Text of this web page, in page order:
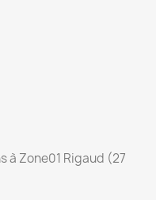
à Zone01 Rigaud (27